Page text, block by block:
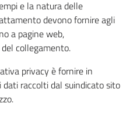
e la natura delle
devono fornire agli
a pagine web,
collegamento.
privacy è fornire in
raccolti dal suindicato sito